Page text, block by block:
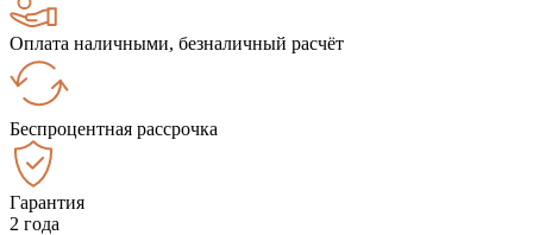
Оплата наличными, безналичный расчёт
Беспроцентная рассрочка
Гарантия
2 года